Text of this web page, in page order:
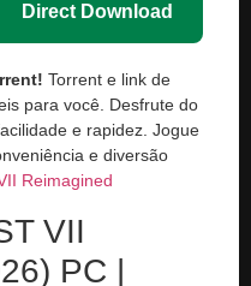
Direct Download
Torrent e link de
para você. Desfrute do
e rapidez. Jogue
e diversão
Reimagined
VII
PC |